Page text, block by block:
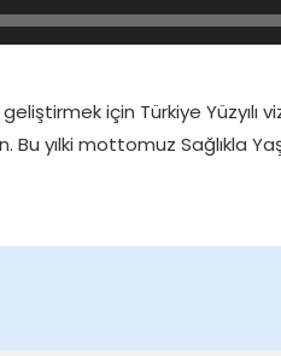
için Türkiye Yüzyılı
Bu yılki mottomuz Sağlıkla